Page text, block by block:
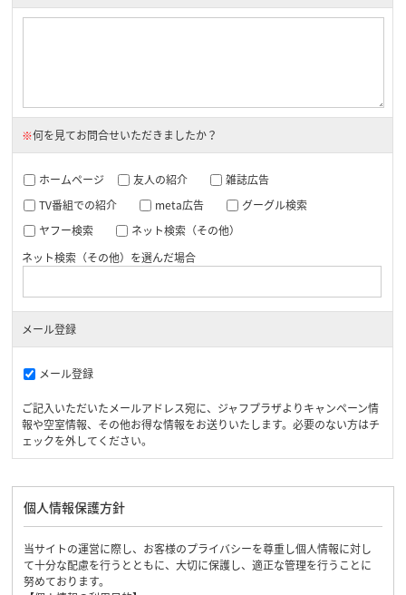
※何を見てお問合せいただきましたか？
ホームページ 友人の紹介
雑誌広告
TV番組での紹介
meta広告
グーグル検索
ヤフー検索
ネット検索（その他）
ネット検索（その他）を選んだ場合
メール登録
メール登録
ご記入いただいたメールアドレス宛に、ジャフプラザよりキャンペーン情
報や空室情報、その他お得な情報をお送りいたします。必要のない方はチ
ェックを外してください。
個人情報保護方針
当サイトの運営に際し、お客様のプライバシーを尊重し個人情報に対し
て十分な配慮を行うとともに、大切に保護し、適正な管理を行うことに
努めております。